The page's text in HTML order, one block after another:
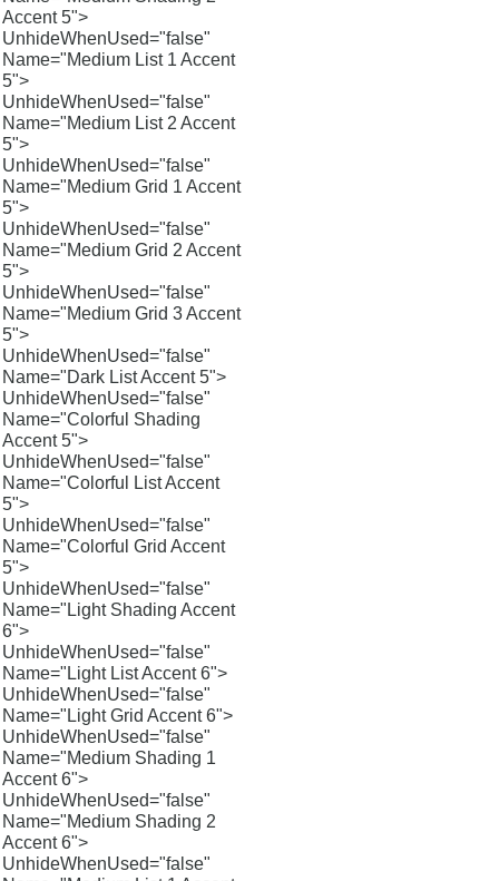
Accent 5">
UnhideWhenUsed="false"
Name="Medium List 1 Accent
5">
UnhideWhenUsed="false"
Name="Medium List 2 Accent
5">
UnhideWhenUsed="false"
Name="Medium Grid 1 Accent
5">
UnhideWhenUsed="false"
Name="Medium Grid 2 Accent
5">
UnhideWhenUsed="false"
Name="Medium Grid 3 Accent
5">
UnhideWhenUsed="false"
Name="Dark List Accent 5">
UnhideWhenUsed="false"
Name="Colorful Shading
Accent 5">
UnhideWhenUsed="false"
Name="Colorful List Accent
5">
UnhideWhenUsed="false"
Name="Colorful Grid Accent
5">
UnhideWhenUsed="false"
Name="Light Shading Accent
6">
UnhideWhenUsed="false"
Name="Light List Accent 6">
UnhideWhenUsed="false"
Name="Light Grid Accent 6">
UnhideWhenUsed="false"
Name="Medium Shading 1
Accent 6">
UnhideWhenUsed="false"
Name="Medium Shading 2
Accent 6">
UnhideWhenUsed="false"